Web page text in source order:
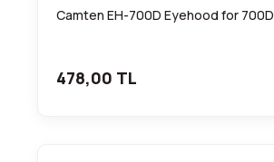
Camten EH-700D Eyehood for 700D
478,00 TL